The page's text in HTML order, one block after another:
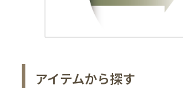
アイテムから探す